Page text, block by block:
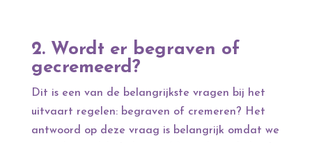
2. Wordt er begraven of
gecremeerd?
Dit is een van de belangrijkste vragen bij het
uitvaart regelen: begraven of cremeren? Het
antwoord op deze vraag is belangrijk omdat we